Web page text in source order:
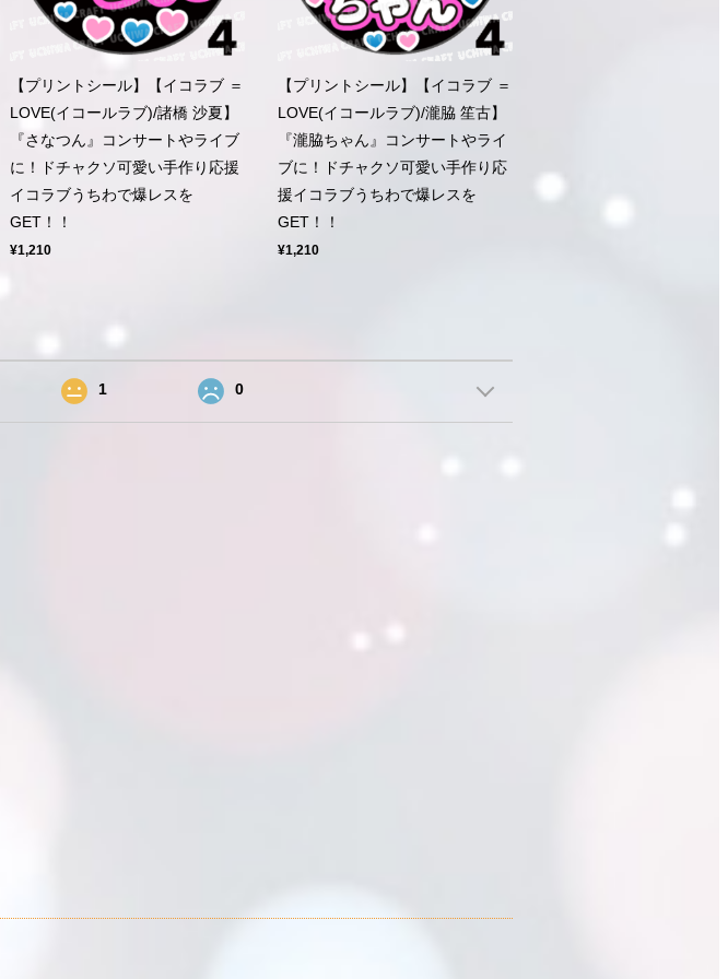
【プリントシール】【イコラブ ＝
LOVE(イコールラブ)/諸橋 沙夏】
『さなつん』コンサートやライブ
に！ドチャクソ可愛い手作り応援
イコラブうちわで爆レスを
GET！！
¥1,210
【プリントシール】【イコラブ ＝
LOVE(イコールラブ)/瀧脇 笙古】
『瀧脇ちゃん』コンサートやライ
ブに！ドチャクソ可愛い手作り応
援イコラブうちわで爆レスを
GET！！
¥1,210
1 0